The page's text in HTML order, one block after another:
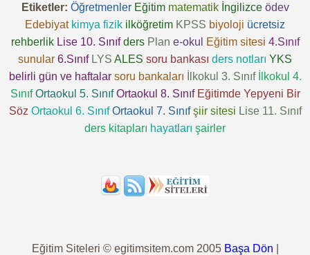
Etiketler: Öğretmenler Eğitim matematik İngilizce ödev
Edebiyat kimya fizik ilköğretim KPSS biyoloji ücretsiz
rehberlik Lise 10. Sınıf ders Plan e-okul Eğitim sitesi 4.Sınıf
sunular 6.Sınıf LYS ALES soru bankası ders notları YKS
belirli gün ve haftalar soru bankaları İlkokul 3. Sınıf
İlkokul 4.
Sınıf Ortaokul 5. Sınıf Ortaokul 8. Sınıf Eğitimde Yepyeni Bir
Söz Ortaokul 6. Sınıf Ortaokul 7. Sınıf şiir sitesi Lise 11. Sınıf
ders kitapları hayatları şairler
Eğitim Siteleri © egitimsitem.com 2005 Başa Dön